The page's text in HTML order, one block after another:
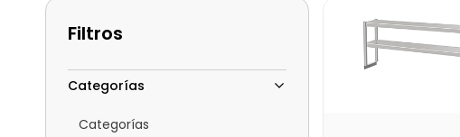
Filtros
Categorías
Categorías